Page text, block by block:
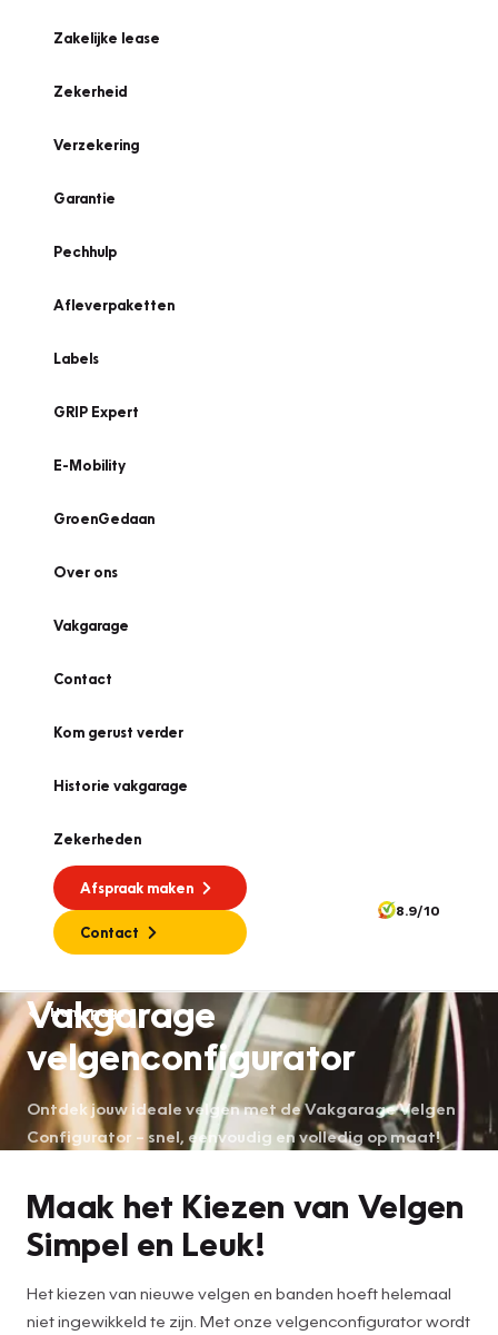
Zakelijke lease
Zekerheid
Verzekering
Garantie
Pechhulp
Afleverpaketten
Labels
GRIP Expert
E-Mobility
GroenGedaan
Over ons
Vakgarage
Contact
Kom gerust verder
Historie vakgarage
Zekerheden
Afspraak maken
Contact
8.9/10
Homepage
Vakgarage
velgenconfigurator
Ontdek jouw ideale velgen met de Vakgarage Velgen
Configurator – snel, eenvoudig en volledig op maat!
Maak het Kiezen van Velgen
Simpel en Leuk!
Het kiezen van nieuwe velgen en banden hoeft helemaal
niet ingewikkeld te zijn. Met onze velgenconfigurator wordt